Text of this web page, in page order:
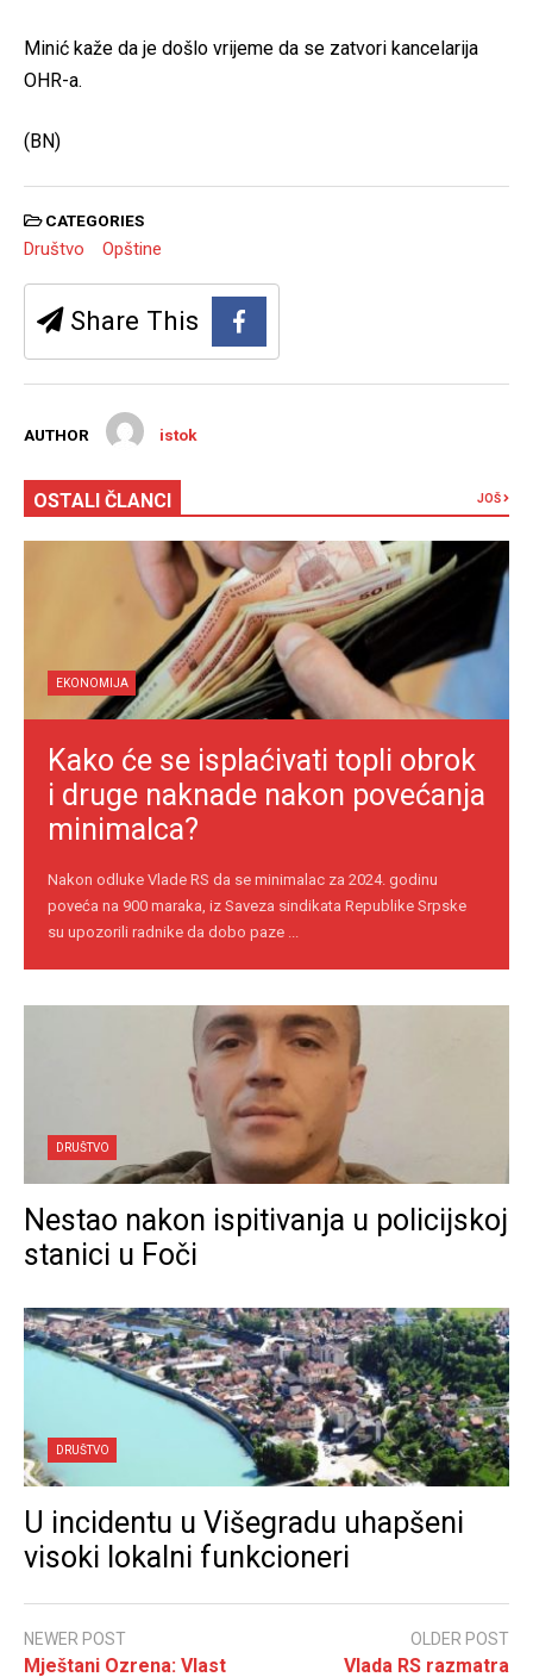
Minić kaže da je došlo vrijeme da se zatvori kancelarija
OHR-a.
(BN)
CATEGORIES
Društvo Opštine
Share This
AUTHOR istok
OSTALI ČLANCI JOŠ
EKONOMIJA
Kako će se isplaćivati topli obrok
i druge naknade nakon povećanja
minimalca?
Nakon odluke Vlade RS da se minimalac za 2024. godinu
poveća na 900 maraka, iz Saveza sindikata Republike Srpske
su upozorili radnike da dobo paze ...
DRUŠTVO
Nestao nakon ispitivanja u policijskoj
stanici u Foči
DRUŠTVO
U incidentu u Višegradu uhapšeni
visoki lokalni funkcioneri
NEWER POST
Mještani Ozrena: Vlast
OLDER POST
Vlada RS razmatra